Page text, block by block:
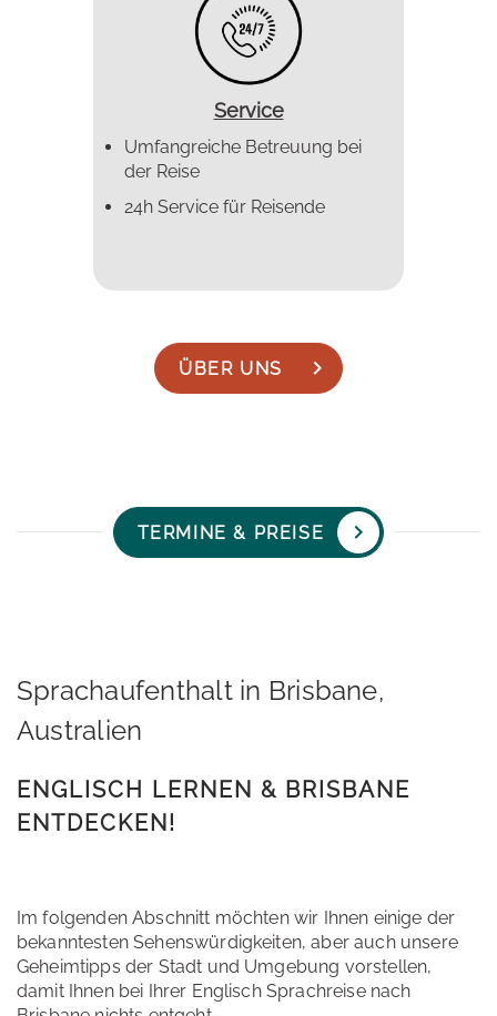
Service
Umfangreiche Betreuung bei
der Reise
24h Service für Reisende
ÜBER UNS
TERMINE & PREISE
Sprachaufenthalt in Brisbane,
Australien
ENGLISCH LERNEN & BRISBANE
ENTDECKEN!
Im folgenden Abschnitt möchten wir Ihnen einige der
bekanntesten Sehenswürdigkeiten, aber auch unsere
Geheimtipps der Stadt und Umgebung vorstellen,
damit Ihnen bei Ihrer Englisch Sprachreise nach